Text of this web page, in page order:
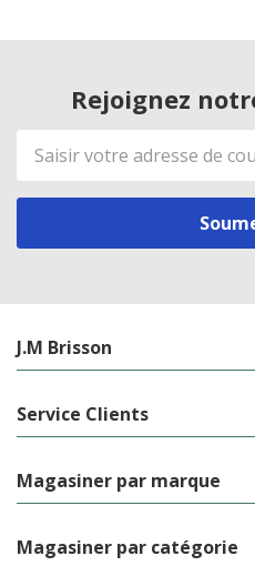
Rejoignez
Adresse
de
courriel
J.M Brisson
Service Clients
Magasiner par marque
Magasiner par catégorie